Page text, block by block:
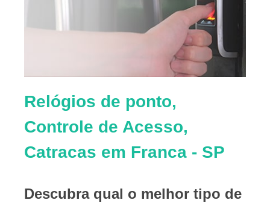
Relógios de ponto,
Controle de Acesso,
Catracas em Franca - SP
Descubra qual o melhor tipo de